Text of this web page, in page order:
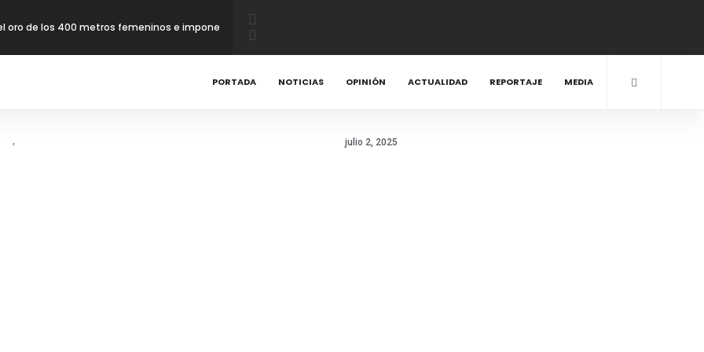
oro de los 400 metros femeninos e impone
conquista medalla de oro en 400 metros
ocho medallas
PORTADA NOTICIAS OPINIÓN ACTUALIDAD REPORTAJE MEDIA
, julio 2, 2025